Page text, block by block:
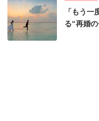
「もう
る“再婚